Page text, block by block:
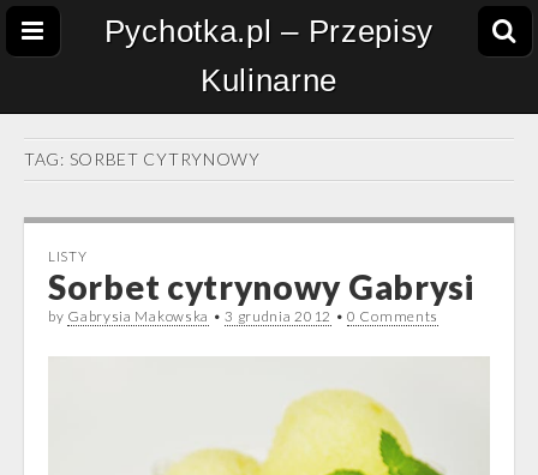
Pychotka.pl – Przepisy
Kulinarne
TAG: SORBET CYTRYNOWY
LISTY
Sorbet cytrynowy Gabrysi
by Gabrysia Makowska •3 grudnia 2012 •0 Comments